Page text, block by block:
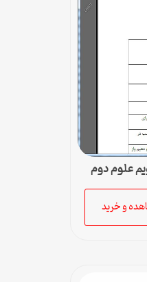
علوم دوم
و خرید